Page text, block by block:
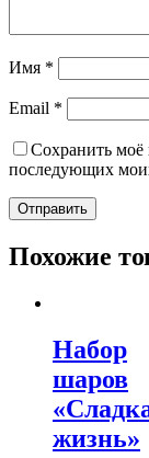
Имя *
Email *
Сохранить моё
последующих
Похожие
Набор
шаров
жизнь»